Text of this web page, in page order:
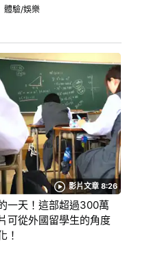
體驗/娛樂
影片文章 8:26
一天！這部超過300萬
可從外國留學生的角度
！